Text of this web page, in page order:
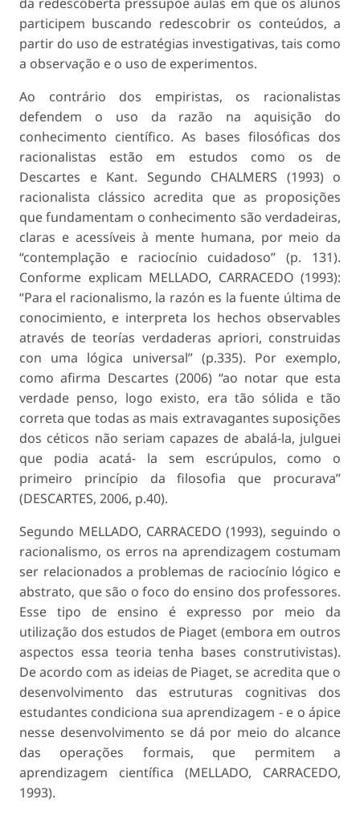
participem buscando redescobrir os conteúdos, a
partir do uso de estratégias investigativas, tais como
a observação e o uso de experimentos.
Ao contrário dos empiristas, os racionalistas
defendem o uso da razão na aquisição do
conhecimento científico. As bases filosóficas dos
racionalistas estão em estudos como os de
Descartes e Kant. Segundo CHALMERS (1993) o
racionalista clássico acredita que as proposições
que fundamentam o conhecimento são verdadeiras,
claras e acessíveis à mente humana, por meio da
“contemplação e raciocínio cuidadoso” (p. 131).
Conforme explicam MELLADO, CARRACEDO (1993):
“Para el racionalismo, la razón es la fuente última de
conocimiento, e interpreta los hechos observables
através de teorías verdaderas apriori, construidas
con uma lógica universal” (p.335). Por exemplo,
como afirma Descartes (2006) “ao notar que esta
verdade penso, logo existo, era tão sólida e tão
correta que todas as mais extravagantes suposições
dos céticos não seriam capazes de abalá-la, julguei
que podia acatá- la sem escrúpulos, como o
primeiro princípio da filosofia que procurava”
(DESCARTES, 2006, p.40).
Segundo MELLADO, CARRACEDO (1993), seguindo o
racionalismo, os erros na aprendizagem costumam
ser relacionados a problemas de raciocínio lógico e
abstrato, que são o foco do ensino dos professores.
Esse tipo de ensino é expresso por meio da
utilização dos estudos de Piaget (embora em outros
aspectos essa teoria tenha bases construtivistas).
De acordo com as ideias de Piaget, se acredita que o
desenvolvimento das estruturas cognitivas dos
estudantes condiciona sua aprendizagem - e o ápice
nesse desenvolvimento se dá por meio do alcance
das operações formais, que permitem a
aprendizagem científica (MELLADO, CARRACEDO,
1993).